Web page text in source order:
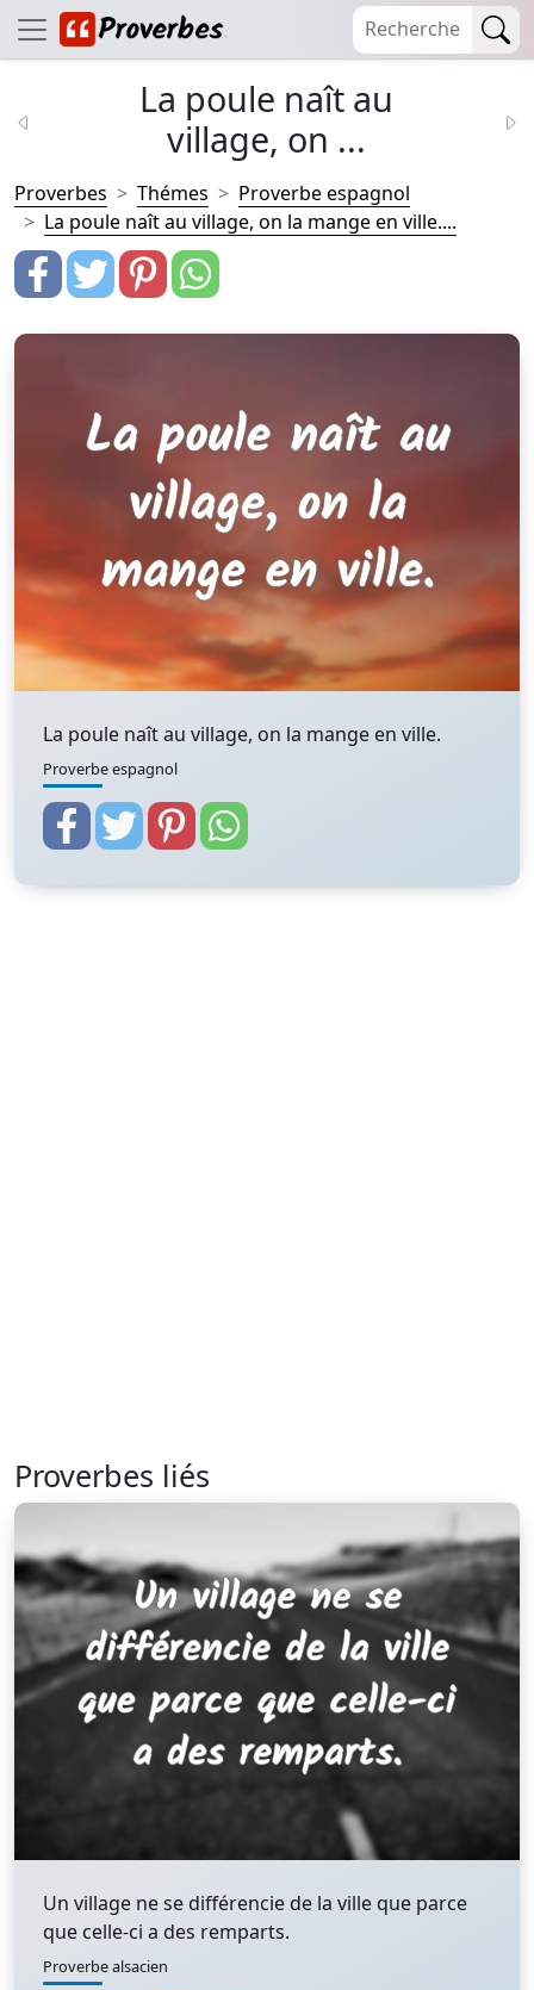
La poule naît au
village, on ...
Proverbes Thémes
Proverbe espagnol
La poule naît au village, on la mange en ville....
La poule naît au village, on la mange en ville.
Proverbe espagnol
Proverbes liés
Un village ne se différencie de la ville que parce
que celle-ci a des remparts.
Proverbe alsacien